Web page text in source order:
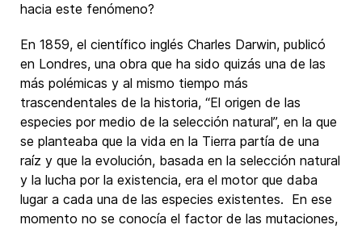
hacia este fenómeno?
En 1859, el científico inglés Charles Darwin, publicó
en Londres, una obra que ha sido quizás una de las
más polémicas y al mismo tiempo más
trascendentales de la historia, “El origen de las
especies por medio de la selección natural”, en la que
se planteaba que la vida en la Tierra partía de una
raíz y que la evolución, basada en la selección natural
y la lucha por la existencia, era el motor que daba
lugar a cada una de las especies existentes. En ese
momento no se conocía el factor de las mutaciones,